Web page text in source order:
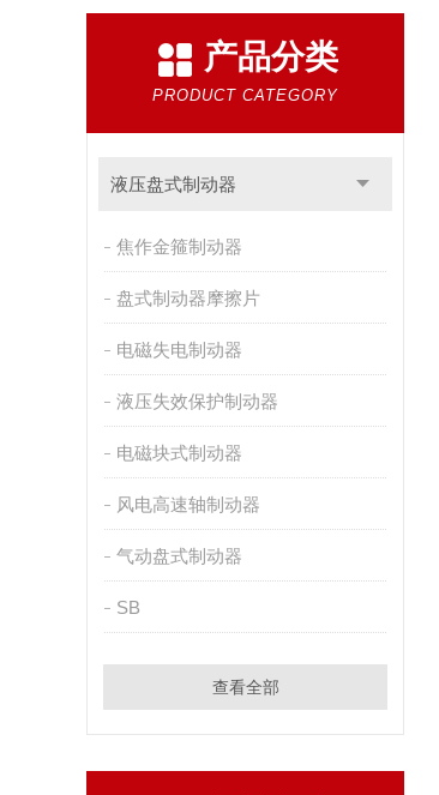
产品分类
PRODUCT CATEGORY
液压盘式制动器
焦作金箍制动器
盘式制动器摩擦片
电磁失电制动器
液压失效保护制动器
电磁块式制动器
风电高速轴制动器
气动盘式制动器
SB
查看全部